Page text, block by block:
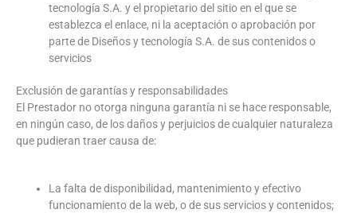
tecnología S.A. y el propietario del sitio en el que se
establezca el enlace, ni la aceptación o aprobación por
parte de Diseños y tecnología S.A. de sus contenidos o
servicios
Exclusión de garantías y responsabilidades
El Prestador no otorga ninguna garantía ni se hace responsable,
en ningún caso, de los daños y perjuicios de cualquier naturaleza
que pudieran traer causa de:
La falta de disponibilidad, mantenimiento y efectivo
funcionamiento de la web, o de sus servicios y contenidos;